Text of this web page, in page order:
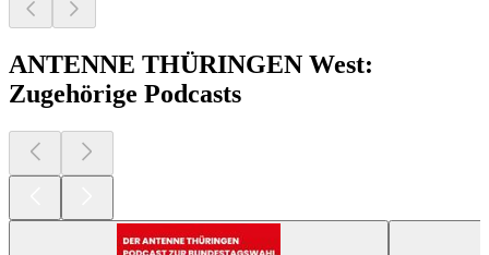
ANTENNE THÜRINGEN West:
Zugehörige Podcasts